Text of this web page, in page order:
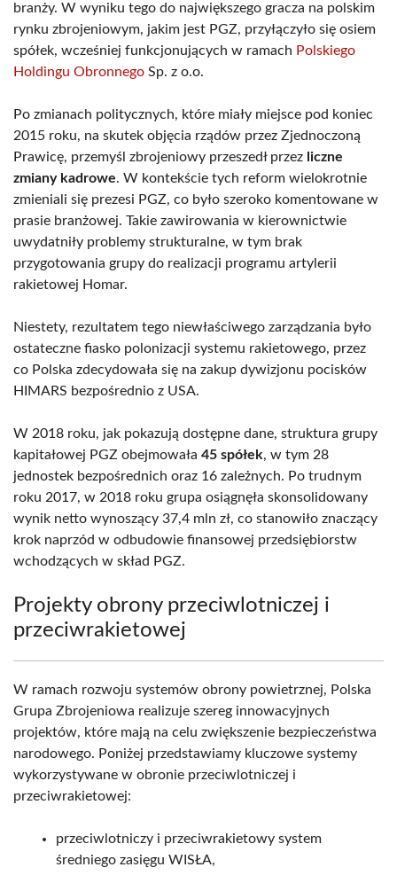
branży. W wyniku tego do największego gracza na polskim
rynku zbrojeniowym, jakim jest PGZ, przyłączyło się osiem
spółek, wcześniej funkcjonujących w ramach Polskiego
Holdingu Obronnego Sp. z o.o.
Po zmianach politycznych, które miały miejsce pod koniec
2015 roku, na skutek objęcia rządów przez Zjednoczoną
Prawicę, przemyśl zbrojeniowy przeszedł przez liczne
zmiany kadrowe. W kontekście tych reform wielokrotnie
zmieniali się prezesi PGZ, co było szeroko komentowane w
prasie branżowej. Takie zawirowania w kierownictwie
uwydatniły problemy strukturalne, w tym brak
przygotowania grupy do realizacji programu artylerii
rakietowej Homar.
Niestety, rezultatem tego niewłaściwego zarządzania było
ostateczne fiasko polonizacji systemu rakietowego, przez
co Polska zdecydowała się na zakup dywizjonu pocisków
HIMARS bezpośrednio z USA.
W 2018 roku, jak pokazują dostępne dane, struktura grupy
kapitałowej PGZ obejmowała 45 spółek, w tym 28
jednostek bezpośrednich oraz 16 zależnych. Po trudnym
roku 2017, w 2018 roku grupa osiągnęła skonsolidowany
wynik netto wynoszący 37,4 mln zł, co stanowiło znaczący
krok naprzód w odbudowie finansowej przedsiębiorstw
wchodzących w skład PGZ.
Projekty obrony przeciwlotniczej i
przeciwrakietowej
W ramach rozwoju systemów obrony powietrznej, Polska
Grupa Zbrojeniowa realizuje szereg innowacyjnych
projektów, które mają na celu zwiększenie bezpieczeństwa
narodowego. Poniżej przedstawiamy kluczowe systemy
wykorzystywane w obronie przeciwlotniczej i
przeciwrakietowej:
przeciwlotniczy i przeciwrakietowy system
średniego zasięgu WISŁA,